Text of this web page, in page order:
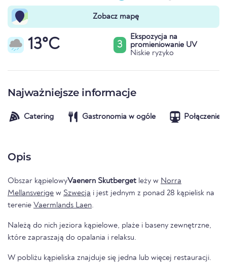
Zobacz mapę
13°C 3
Ekspozycja na
promieniowanie UV
Niskie ryzyko
Najważniejsze informacje
Catering Gastronomia w ogóle Połączenie
Opis
Obszar kąpielowy Vaenern Skutberget leży w Norra
Mellansverige w Szwecja i jest jednym z ponad 28 kąpielisk na
terenie Vaermlands Laen.
Należą do nich jeziora kąpielowe, plaże i baseny zewnętrzne,
które zapraszają do opalania i relaksu.
W pobliżu kąpieliska znajduje się jedna lub więcej restauracji.